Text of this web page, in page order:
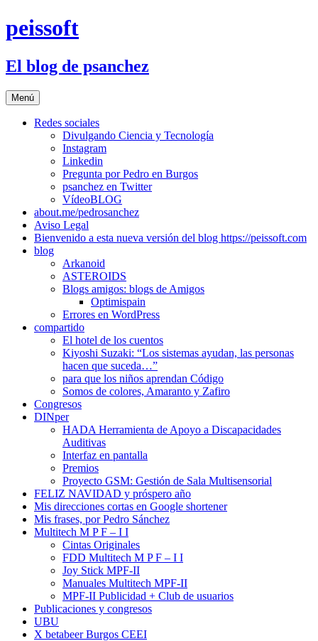
Saltar
al
peissoft
El blog de psanchez
Menú
Redes sociales
Divulgando Ciencia y Tecnología
Instagram
Linkedin
Pregunta por Pedro en Burgos
psanchez en Twitter
VídeoBLOG
about.me/pedrosanchez
Aviso Legal
Bienvenido a esta nueva versión del blog https://peissoft.com
blog
Arkanoid
ASTEROIDS
Blogs amigos: blogs de Amigos
Optimispain
Errores en WordPress
compartido
El hotel de los cuentos
Kiyoshi Suzaki: “Los sistemas ayudan, las personas
hacen que suceda…”
para que los niños aprendan Código
Somos de colores, Amaranto y Zafiro
Congresos
DINper
HADA Herramienta de Apoyo a Discapacidades
Auditivas
Interfaz en pantalla
Premios
Proyecto GSM: Gestión de Sala Multisensorial
FELIZ NAVIDAD y próspero año
Mis direcciones cortas en Google shortener
Mis frases, por Pedro Sánchez
Multitech M P F – I I
Cintas Originales
FDD Multitech M P F – I I
Joy Stick MPF-II
Manuales Multitech MPF-II
MPF-II Publicidad + Club de usuarios
Publicaciones y congresos
UBU
X betabeer Burgos CEEI